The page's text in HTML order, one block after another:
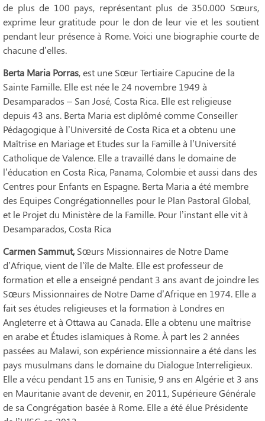
de plus de 100 pays, représentant plus de 350.000 Sœurs,
exprime leur gratitude pour le don de leur vie et les soutient
pendant leur présence à Rome. Voici une biographie courte de
chacune d’elles.
Berta Maria Porras, est une Sœur Tertiaire Capucine de la
Sainte Famille. Elle est née le 24 novembre 1949 à
Desamparados – San José, Costa Rica. Elle est religieuse
depuis 43 ans. Berta Maria est diplômé comme Conseiller
Pédagogique à l’Université de Costa Rica et a obtenu une
Maîtrise en Mariage et Etudes sur la Famille à l’Université
Catholique de Valence. Elle a travaillé dans le domaine de
l’éducation en Costa Rica, Panama, Colombie et aussi dans des
Centres pour Enfants en Espagne. Berta Maria a été membre
des Equipes Congrégationnelles pour le Plan Pastoral Global,
et le Projet du Ministère de la Famille. Pour l’instant elle vit à
Desamparados, Costa Rica
Carmen Sammut, Sœurs Missionnaires de Notre Dame
d’Afrique, vient de l’île de Malte. Elle est professeur de
formation et elle a enseigné pendant 3 ans avant de joindre les
Sœurs Missionnaires de Notre Dame d’Afrique en 1974. Elle a
fait ses études religieuses et la formation à Londres en
Angleterre et à Ottawa au Canada. Elle a obtenu une maîtrise
en arabe et Études islamiques à Rome. À part les 2 années
passées au Malawi, son expérience missionnaire a été dans les
pays musulmans dans le domaine du Dialogue Interreligieux.
Elle a vécu pendant 15 ans en Tunisie, 9 ans en Algérie et 3 ans
en Mauritanie avant de devenir, en 2011, Supérieure Générale
de sa Congrégation basée à Rome. Elle a été élue Présidente